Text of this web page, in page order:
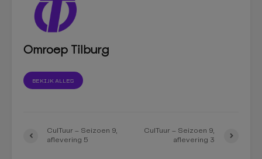
Omroep Tilburg
BEKIJK ALLES
CulTuur – Seizoen 9,
aflevering 5
CulTuur – Seizoen 9,
aflevering 3